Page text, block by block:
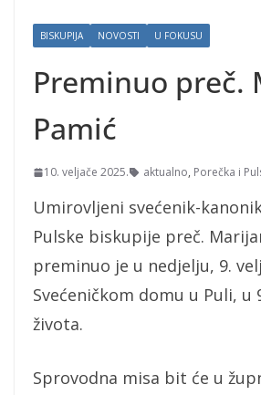
BISKUPIJA NOVOSTI U FOKUSU
Preminuo preč.
Pamić
10. veljače 2025. aktualno, Porečka i
Umirovljeni svećenik-
Pulske biskupije preč.
preminuo je u nedjelju, 9.
Svećeničkom domu u Puli, u
života.
Sprovodna misa bit će u